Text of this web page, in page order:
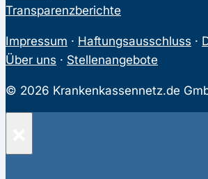
Transparenzberichte
Impressum · Haftungsausschluss ·
Über uns · Stellenangebote
© 2026 Krankenkassennetz.de